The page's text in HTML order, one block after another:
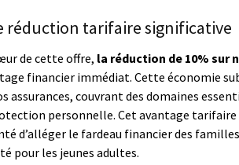
réduction tarifaire significative
de cette offre, la réduction de 10% sur
financier immédiat. Cette économie
assurances, couvrant des domaines
personnelle. Cet avantage
d’alléger le fardeau financier des
pour les jeunes adultes.